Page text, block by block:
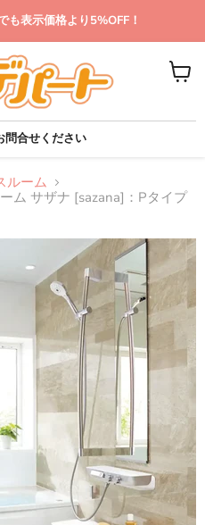
も表示価格より5%OFF！
問合せください
カ
ト
ルーム
ム サザナ [sazana]：Pタイプ